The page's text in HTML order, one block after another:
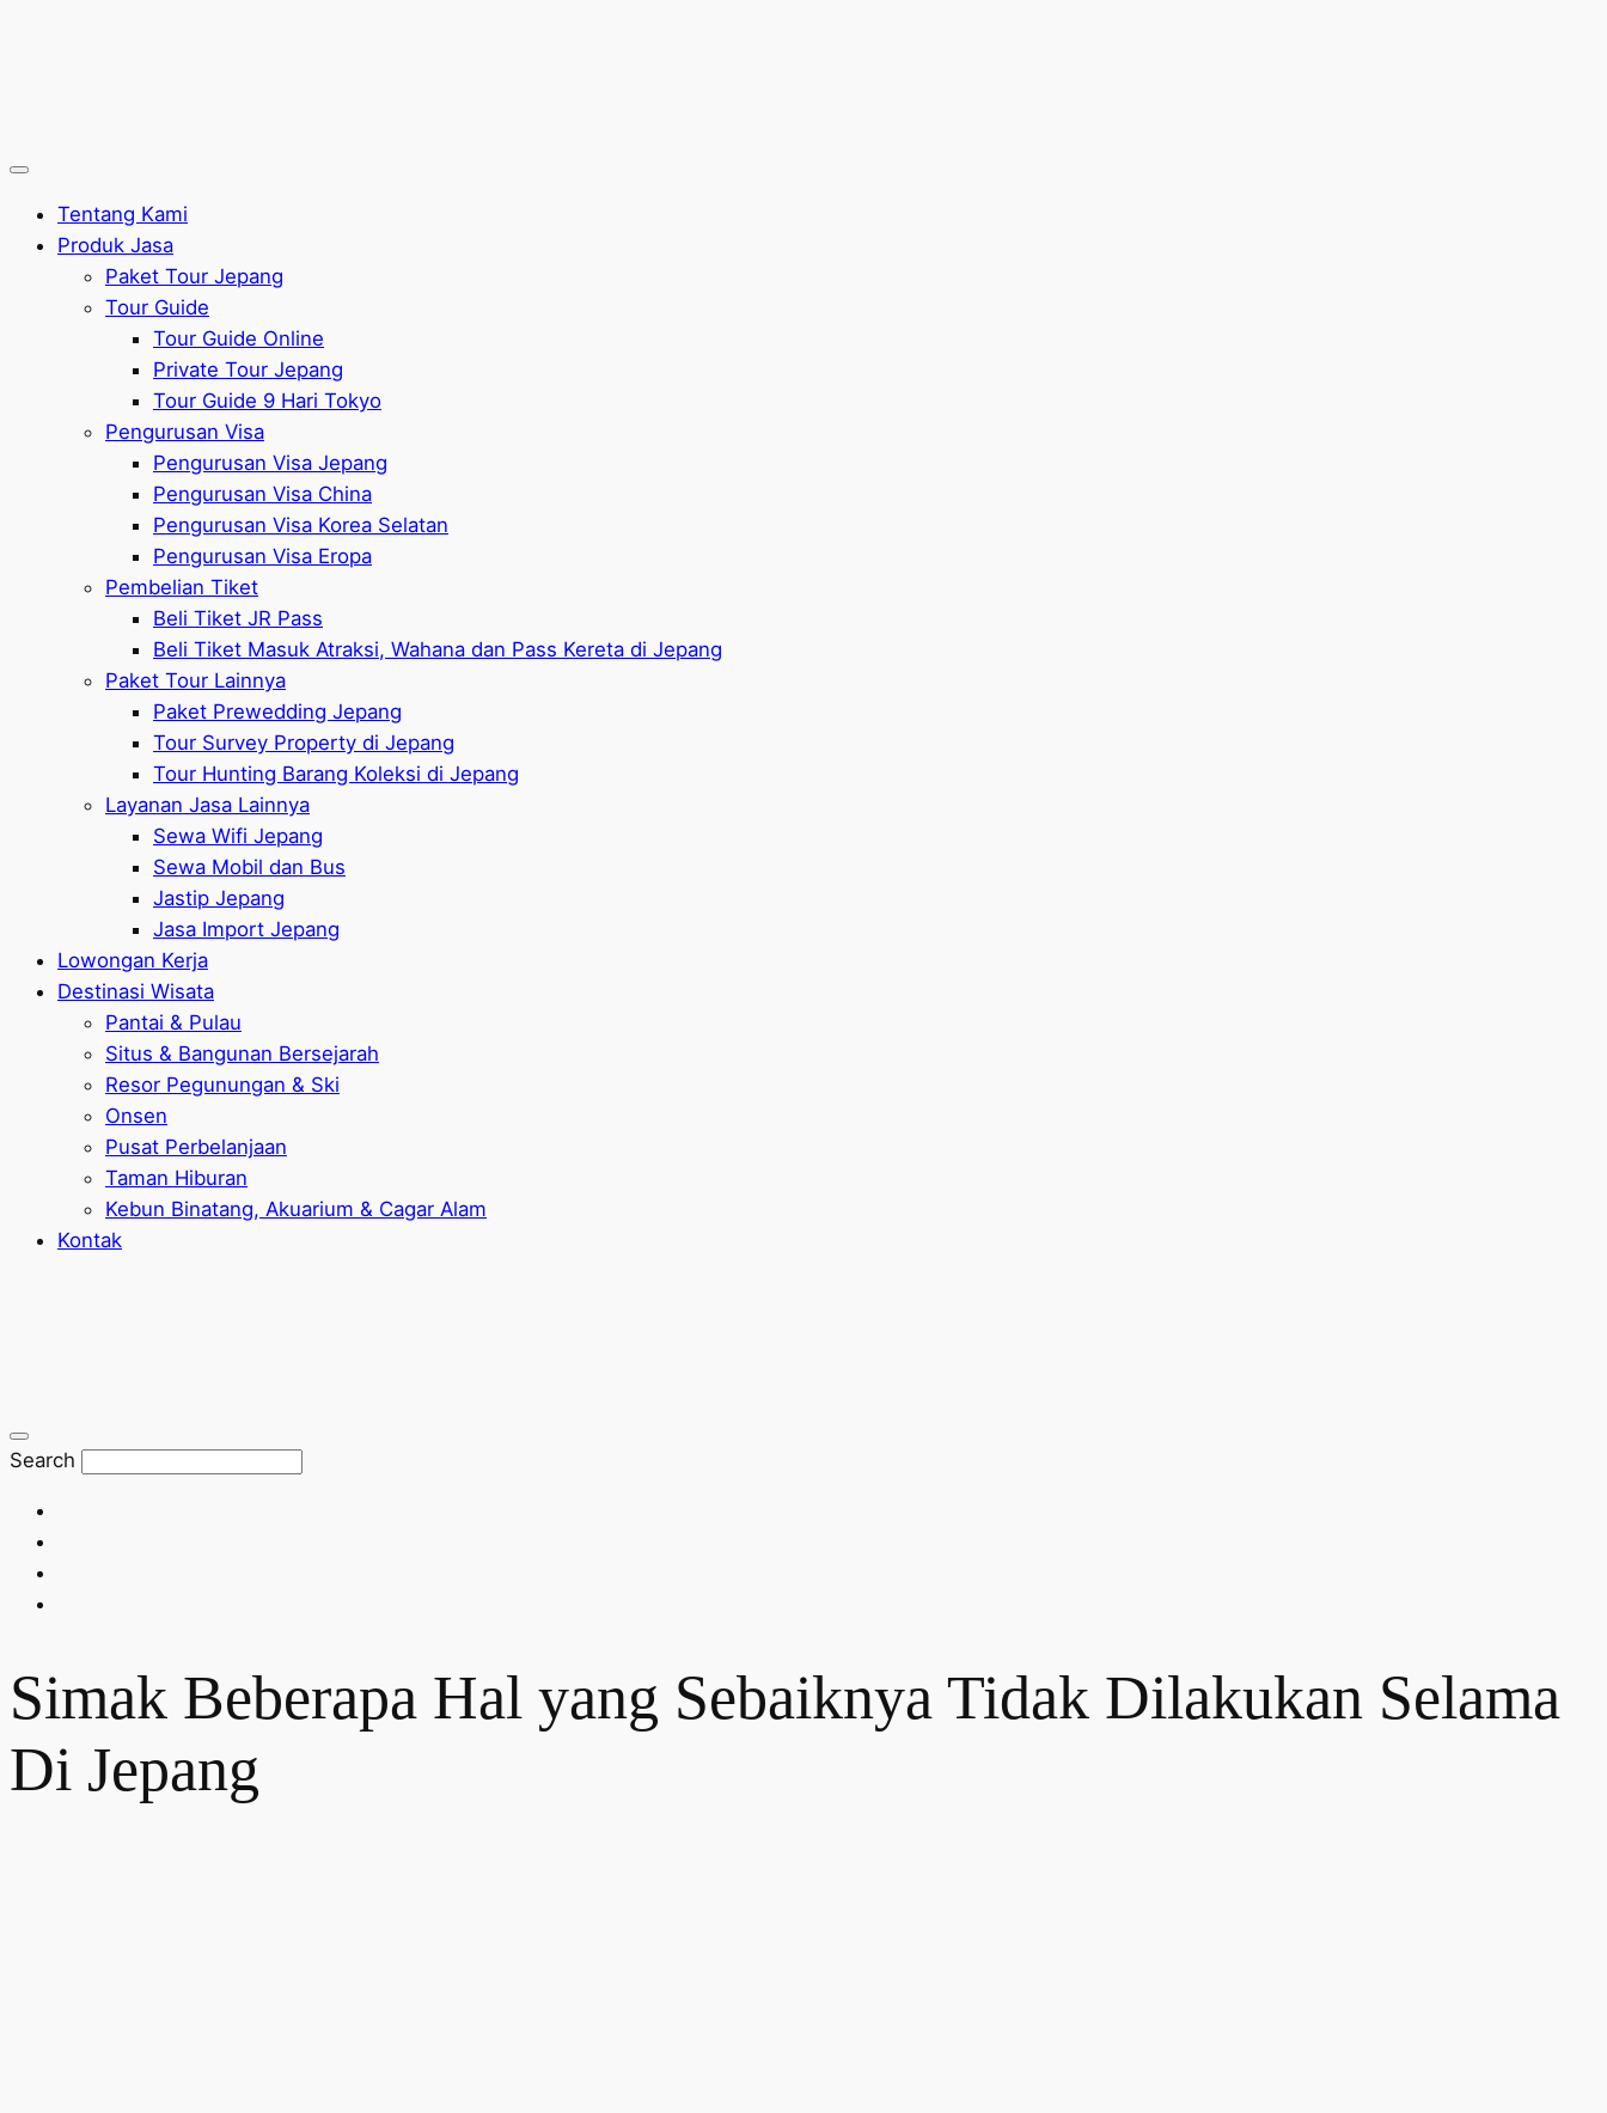
Tentang Kami
Produk Jasa
Paket Tour Jepang
Tour Guide
Tour Guide Online
Private Tour Jepang
Tour Guide 9 Hari Tokyo
Pengurusan Visa
Pengurusan Visa Jepang
Pengurusan Visa China
Pengurusan Visa Korea Selatan
Pengurusan Visa Eropa
Pembelian Tiket
Beli Tiket JR Pass
Beli Tiket Masuk Atraksi, Wahana dan Pass Kereta di Jepang
Paket Tour Lainnya
Paket Prewedding Jepang
Tour Survey Property di Jepang
Tour Hunting Barang Koleksi di Jepang
Layanan Jasa Lainnya
Sewa Wifi Jepang
Sewa Mobil dan Bus
Jastip Jepang
Jasa Import Jepang
Lowongan Kerja
Destinasi Wisata
Pantai & Pulau
Situs & Bangunan Bersejarah
Resor Pegunungan & Ski
Onsen
Pusat Perbelanjaan
Taman Hiburan
Kebun Binatang, Akuarium & Cagar Alam
Kontak
Search
Simak Beberapa Hal yang Sebaiknya Tidak Dilakukan Selama
Di Jepang